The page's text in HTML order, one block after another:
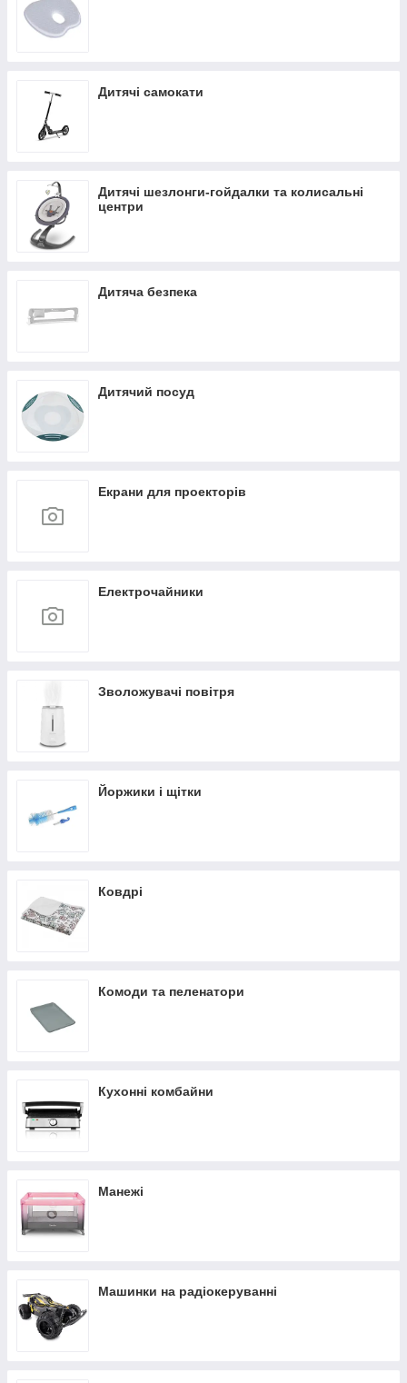
Дитячі самокати
Дитячі шезлонги-гойдалки та колисальні
центри
Дитяча безпека
Дитячий посуд
Екрани для проекторів
Електрочайники
Зволожувачі повітря
Йоржики і щітки
Ковдрі
Комоди та пеленатори
Кухонні комбайни
Манежі
Машинки на радіокеруванні